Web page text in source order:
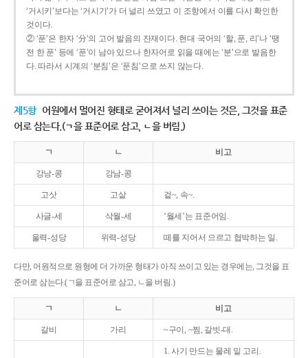
‘거시키’보다는 ‘거시기’가 더 널리 쓰였고 이 조항에서 이를 다시 확인한
것이다.
② ‘푼’은 한자 ‘分’의 고어 발음의 잔재이다. 현대 국어의 ‘할, 푼, 리’나 ‘땡
전 한 푼’ 등에 ‘푼’이 남아 있으나 한자어로 읽을 때에는 ‘분’으로 발음한
다. 따라서 시계의 ‘분침’은 ‘푼침’으로 쓰지 않는다.
제5항 어원에서 멀어진 형태로 굳어져서 널리 쓰이는 것은, 그것을 표준
어로 삼는다.(ㄱ을 표준어로 삼고, ㄴ을 버림.)
ㄱ ㄴ 비고
강낭-콩 강남-콩
고삿 고샅 겉~, 속~.
사글-세 삭월-세 ‘월세’는 표준어임.
울력-성당 위력-성당 떼를 지어서 으르고 협박하는 일.
다만, 어원적으로 원형에 더 가까운 형태가 아직 쓰이고 있는 경우에는, 그것을 표
준어로 삼는다.(ㄱ을 표준어로 삼고, ㄴ을 버림.)
ㄱ ㄴ 비고
갈비 가리 ~구이, ~찜, 갈빗-대.
1. 사기 만드는 물레 밑 고리.